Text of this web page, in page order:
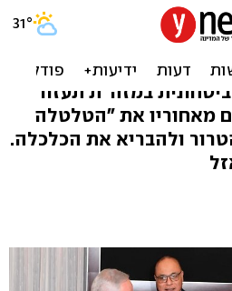
בתיווך
במזה"ת תעזור
מאחוריו את "הטלטלה
ולהבריא את הכלכלה.